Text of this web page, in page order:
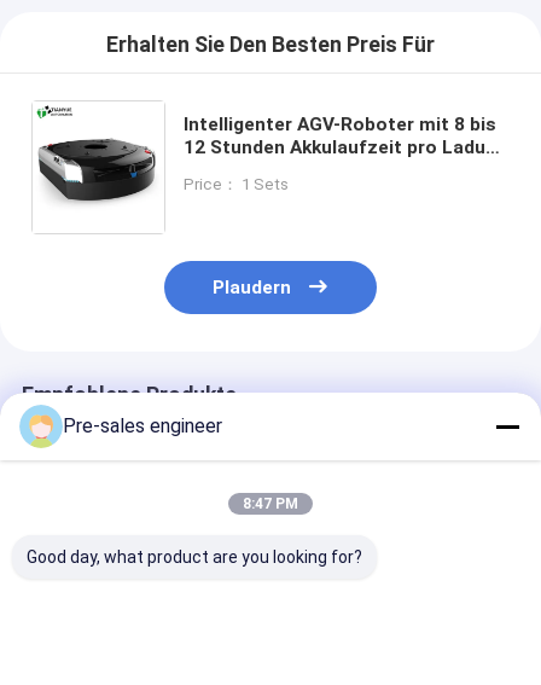
Erhalten Sie Den Besten Preis Für
Intelligenter AGV-Roboter mit 8 bis
12 Stunden Akkulaufzeit pro Ladung
Geschwindigkeit von bis zu 1,5 m/s,
Price： 1 Sets
Plaudern
Empfohlene Produkte
Pre-sales engineer
8:47 PM
Good day, what product are you looking for?